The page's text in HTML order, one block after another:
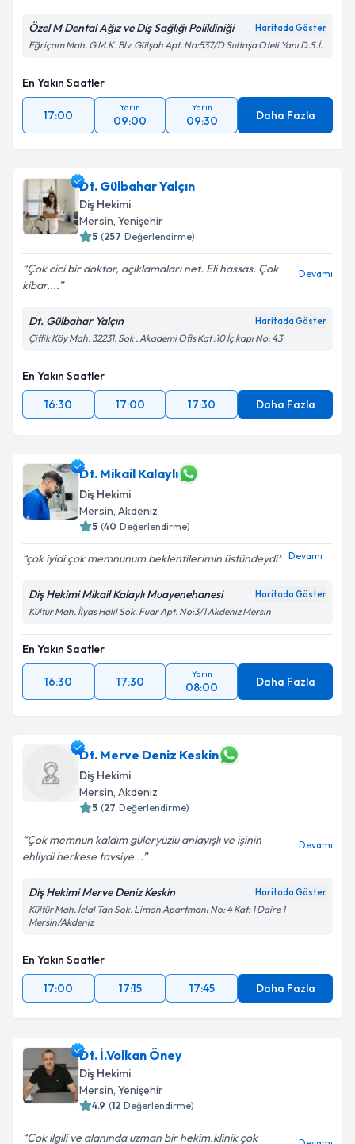
Özel M Dental Ağız ve Diş Sağlığı Polikliniği Haritada Göster
Eğriçam Mah. G.M.K. Blv. Gülşah Apt. No:537/D Sultaşa Oteli Yanı D.S.İ.
En Yakın Saatler
17:00
Yarın
09:00
Yarın
09:30 Daha Fazla
Dt. Gülbahar Yalçın
Diş Hekimi
Mersin, Yenişehir
5 (257 Değerlendirme)
Çok cici bir doktor, açıklamaları net. Eli hassas. Çok
kibar....
Devamı
Dt. Gülbahar Yalçın Haritada Göster
Çiflik Köy Mah. 32231. Sok . Akademi Ofis Kat :10 İç kapı No: 43
En Yakın Saatler
16:30
17:00 17:30 Daha Fazla
Dt. Mikail Kalaylı
Diş Hekimi
Mersin, Akdeniz
5 (40 Değerlendirme)
çok iyidi çok memnunum beklentilerimin üstündeydi Devamı
Diş Hekimi Mikail Kalaylı Muayenehanesi Haritada Göster
Kültür Mah. İlyas Halil Sok. Fuar Apt. No:3/1 Akdeniz Mersin
En Yakın Saatler
16:30 17:30
Yarın
08:00 Daha Fazla
Dt. Merve Deniz Keskin
Diş Hekimi
Mersin, Akdeniz
5 (27 Değerlendirme)
Çok memnun kaldım güleryüzlü anlayışlı ve işinin
ehliydi herkese tavsiye...
Devamı
Diş Hekimi Merve Deniz Keskin Haritada Göster
Kültür Mah. İclal Tan Sok. Limon Apartmanı No: 4 Kat: 1 Daire 1
Mersin/Akdeniz
En Yakın Saatler
17:00
17:15 17:45 Daha Fazla
Dt. İ.Volkan Öney
Diş Hekimi
Mersin, Yenişehir
4.9 (12 Değerlendirme)
Cok ilgili ve alanında uzman bir hekim.klinik çok